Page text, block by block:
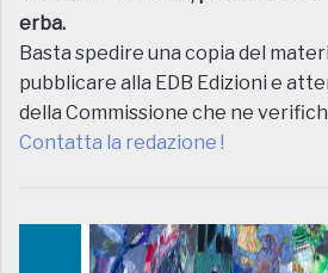
erba.
Basta spedire una copia del
pubblicare alla EDB Edizioni e
della Commissione che ne
Contatta la redazione !